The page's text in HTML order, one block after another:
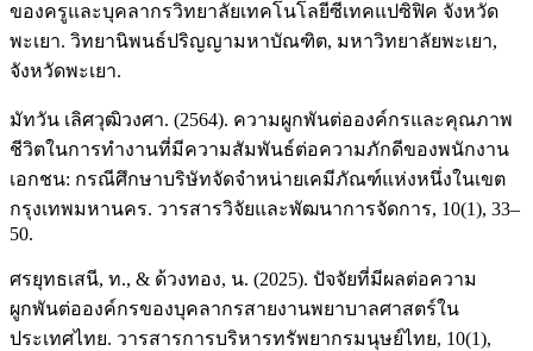
ของครูและบุคลากรวิทยาลัยเทคโนโลยีซีเทคแปซิฟิค จังหวัด
พะเยา. วิทยานิพนธ์ปริญญามหาบัณฑิต, มหาวิทยาลัยพะเยา,
จังหวัดพะเยา.
มัทวัน เลิศวุฒิวงศา. (2564). ความผูกพันต่อองค์กรและคุณภาพ
ชีวิตในการทำงานที่มีความสัมพันธ์ต่อความภักดีของพนักงาน
เอกชน: กรณีศึกษาบริษัทจัดจำหน่ายเคมีภัณฑ์แห่งหนึ่งในเขต
กรุงเทพมหานคร. วารสารวิจัยและพัฒนาการจัดการ, 10(1), 33–
50.
ศรยุทธเสนี, ท., & ด้วงทอง, น. (2025). ปัจจัยที่มีผลต่อความ
ผูกพันต่อองค์กรของบุคลากรสายงานพยาบาลศาสตร์ใน
ประเทศไทย. วารสารการบริหารทรัพยากรมนุษย์ไทย, 10(1),